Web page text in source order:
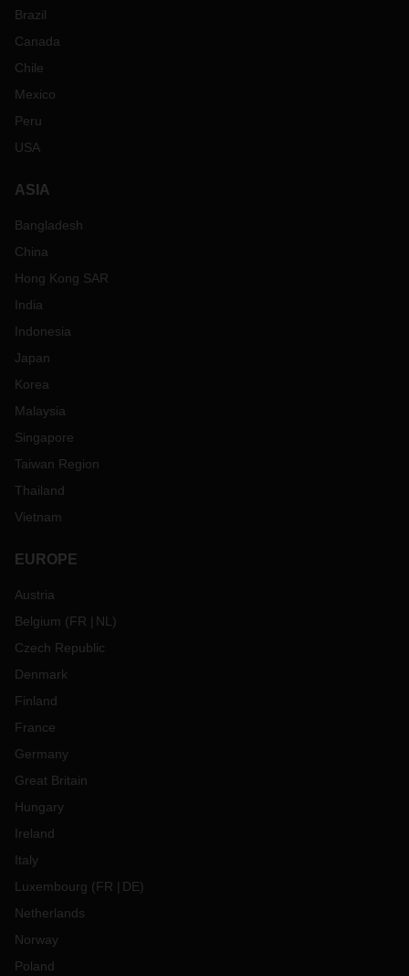
Brazil
Canada
Chile
Mexico
Peru
USA
ASIA
Bangladesh
China
Hong Kong SAR
India
Indonesia
Japan
Korea
Malaysia
Singapore
Taiwan Region
Thailand
Vietnam
EUROPE
Austria
Belgium (FR NL )
Czech Republic
Denmark
Finland
France
Germany
Great Britain
Hungary
Ireland
Italy
Luxembourg (FR DE)
Netherlands
Norway
Poland